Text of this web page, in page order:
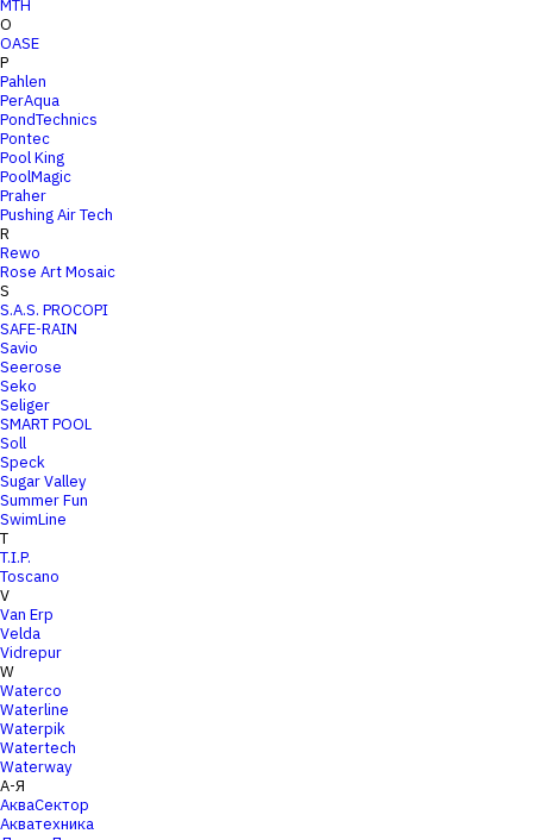
MTH
O
OASE
P
Pahlen
PerAqua
PondTechnics
Pontec
Pool King
PoolMagic
Praher
Pushing Air Tech
R
Rewo
Rose Art Mosaic
S
S.A.S. PROCOPI
SAFE-RAIN
Savio
Seerose
Seko
Seliger
SMART POOL
Soll
Speck
Sugar Valley
Summer Fun
SwimLine
T
T.I.P.
Toscano
V
Van Erp
Velda
Vidrepur
W
Waterco
Waterline
Waterpik
Watertech
Waterway
А-Я
АкваСектор
Акватехника